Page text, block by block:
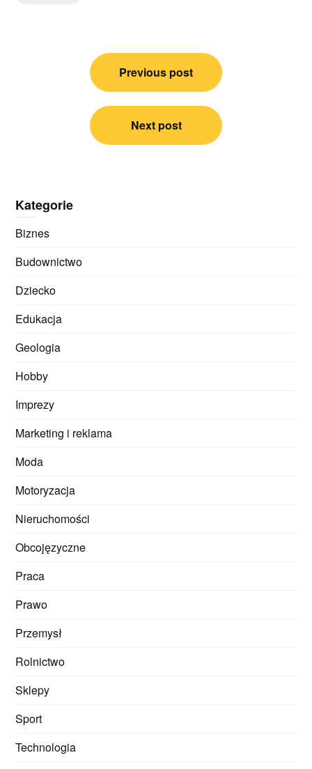
Nawigacja
Previous post
Next post
Kategorie
Biznes
Budownictwo
Dziecko
Edukacja
Geologia
Hobby
Imprezy
Marketing i reklama
Moda
Motoryzacja
Nieruchomości
Obcojęzyczne
Praca
Prawo
Przemysł
Rolnictwo
Sklepy
Sport
Technologia